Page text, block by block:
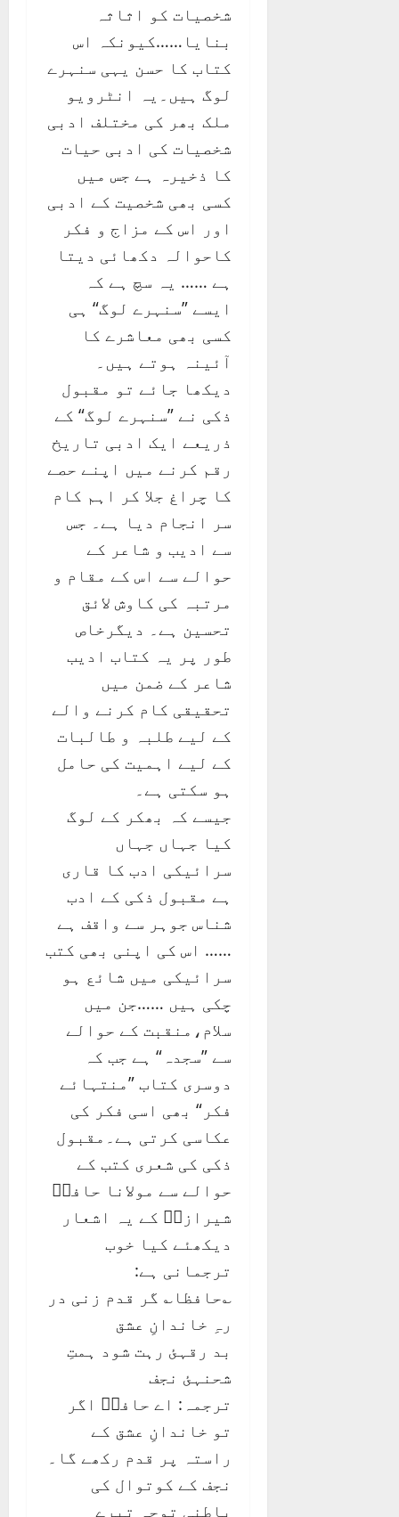
شخصیات کو اثاثہ
بنایا……کیونکہ اس
کتاب کا حسن یہی سنہرے
لوگ ہیں۔یہ انٹرویو
ملک بھر کی مختلف ادبی
شخصیات کی ادبی حیات
کا ذخیرہ ہے جس میں
کسی بھی شخصیت کے ادبی
اور اس کے مزاج و فکر
کاحوالہ دکھائی دیتا
ہے …… یہ سچ ہے کہ
ایسے ”سنہرے لوگ“ ہی
کسی بھی معاشرے کا
آئینہ ہوتے ہیں۔
دیکھا جائے تو مقبول
ذکی نے ”سنہرے لوگ“ کے
ذریعے ایک ادبی تاریخ
رقم کرنے میں اپنے حصے
کا چراغ جلا کر اہم کام
سر انجام دیا ہے۔ جس
سے ادیب و شاعر کے
حوالے سے اس کے مقام و
مرتبہ کی کاوش لائق
تحسین ہے۔ دیگرخاص
طور پر یہ کتاب ادیب
شاعر کے ضمن میں
تحقیقی کام کرنے والے
کے لیے طلبہ و طالبات
کے لیے اہمیت کی حامل
ہو سکتی ہے۔
جیسے کہ بھکر کے لوگ
کیا جہاں جہاں
سرائیکی ادب کا قاری
ہے مقبول ذکی کے ادب
شناس جوہر سے واقف ہے
…… اس کی اپنی بھی کتب
سرائیکی میں شائع ہو
چکی ہیں ……جن میں
سلام،منقبت کے حوالے
سے ”سجدہ“ ہے جب کہ
دوسری کتاب ”منتہائے
فکر“ بھی اسی فکر کی
عکاسی کرتی ہے۔مقبول
ذکی کی شعری کتب کے
حوالے سے مولانا حافظؔ
شیرازیؒ کے یہ اشعار
دیکھئے کیا خوب
ترجمانی ہے:
؎حافظا؎ گر قدم زنی در
رہِ خاندانِ عشق
بد رقہئ رہت شود ہمتِ
شحنہئ نجف
ترجمہ: اے حافظؔ اگر
تو خاندانِ عشق کے
راستہ پر قدم رکھے گا۔
نجف کے کوتوال کی
باطنی توجہ تیرے